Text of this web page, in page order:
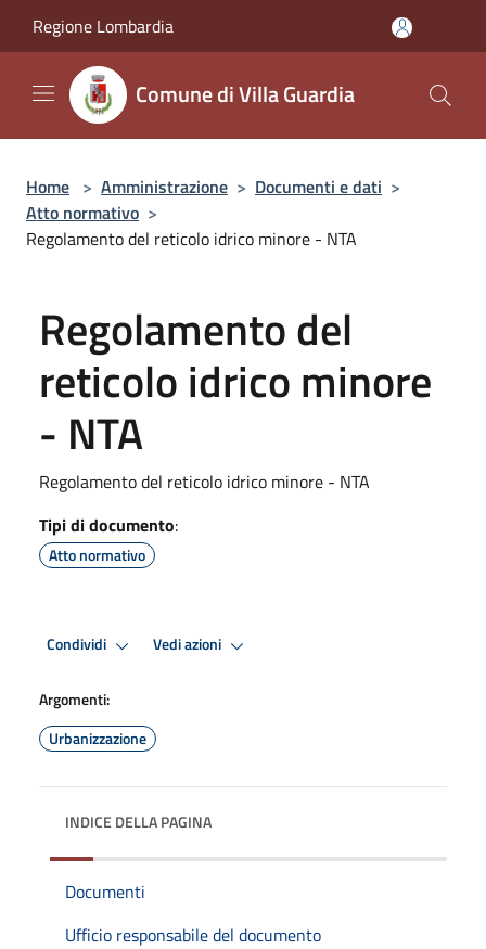
Regione Lombardia
Comune di Villa Guardia
Home > Amministrazione > Documenti e dati >
Atto normativo >
Regolamento del reticolo idrico minore - NTA
Regolamento del
reticolo idrico minore
- NTA
Regolamento del reticolo idrico minore - NTA
Tipi di documento:
Atto normativo
Condividi Vedi azioni
Argomenti:
Urbanizzazione
INDICE DELLA PAGINA
Documenti
Ufficio responsabile del documento